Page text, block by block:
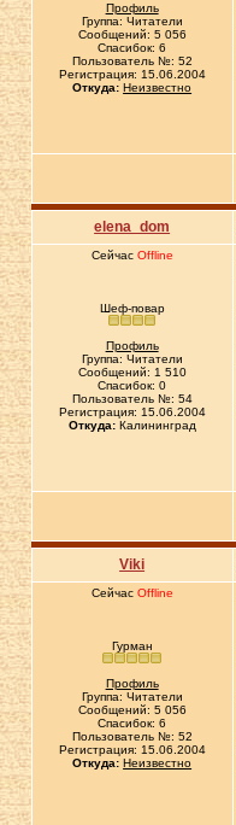
Профиль
Группа: Читатели
Сообщений: 5 056
Спасибок: 6
Пользователь №: 52
Регистрация: 15.06.2004
Откуда: Неизвестно
elena_dom
Сейчас Offline
Шеф-повар
Профиль
Группа: Читатели
Сообщений: 1 510
Спасибок: 0
Пользователь №: 54
Регистрация: 15.06.2004
Откуда:Калининград
Viki
Сейчас Offline
Гурман
Профиль
Группа: Читатели
Сообщений: 5 056
Спасибок: 6
Пользователь №: 52
Регистрация: 15.06.2004
Откуда: Неизвестно